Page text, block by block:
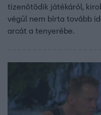
tizenötödik játékáról,
végül nem bírta tovább
arcát a tenyerébe.